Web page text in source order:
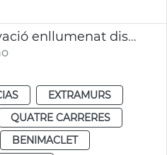
JGL Projecte renovació enllumenat districtes València
EXTRAMURS
QUATRE CARRERES
BENIMACLET